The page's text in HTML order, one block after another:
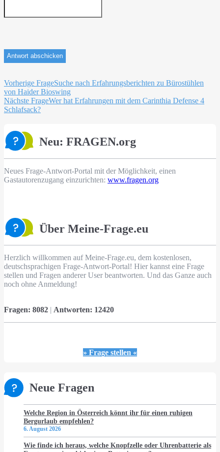
Beitragsnavigation
Vorherige FrageSuche nach Erfahrungsberichten zu Bürostühlen
von Haider Bioswing
Nächste FrageWer hat Erfahrungen mit dem Carinthia Defense 4
Schlafsack?
Neu: FRAGEN.org
Neues Frage-Antwort-Portal mit der Möglichkeit, einen
Gastautorenzugang einzurichten: www.fragen.org
Über Meine-Frage.eu
Herzlich willkommen auf Meine-Frage.eu, dem kostenlosen,
deutschsprachigen Frage-Antwort-Portal! Hier kannst eine Frage
stellen und Fragen anderer User beantworten. Und das Ganze auch
noch ohne Anmeldung!
Fragen: 8082 | Antworten: 12420
» Frage stellen «
Neue Fragen
Welche Region in Österreich könnt ihr für einen ruhigen
Bergurlaub empfehlen?
6. August 2026
Wie finde ich heraus, welche Knopfzelle oder Uhrenbatterie als